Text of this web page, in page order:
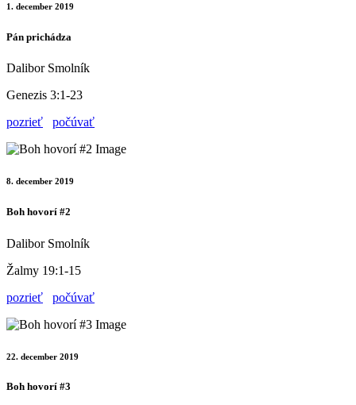
1. december 2019
Pán prichádza
Dalibor Smolník
Genezis 3:1-23
pozrieť
počúvať
8. december 2019
Boh hovorí #2
Dalibor Smolník
Žalmy 19:1-15
pozrieť
počúvať
22. december 2019
Boh hovorí #3